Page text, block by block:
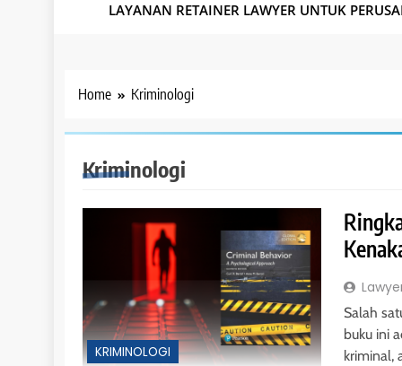
LAYANAN RETAINER LAWYER UNTUK
Home Kriminologi
Kriminologi
KRIMINOLOGI
Salah
buku ini
kriminal,